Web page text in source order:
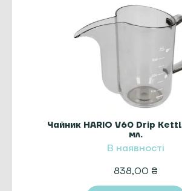
Чайник HARIO V60 Drip
мл.
В наявності
838,00 ₴